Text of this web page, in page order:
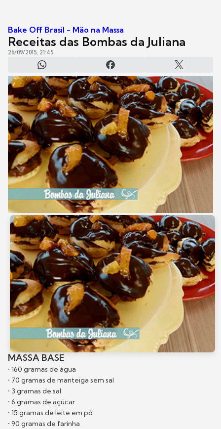
Bake Off Brasil - Mão na Massa
Receitas das Bombas da Juliana
26/09/2015, 21:45
MASSA BASE
• 160 gramas de água
• 70 gramas de manteiga sem sal
• 3 gramas de sal
• 6 gramas de açúcar
• 15 gramas de leite em pó
• 90 gramas de farinha